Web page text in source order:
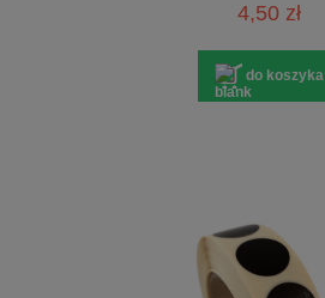
4,50 zł
do koszyka